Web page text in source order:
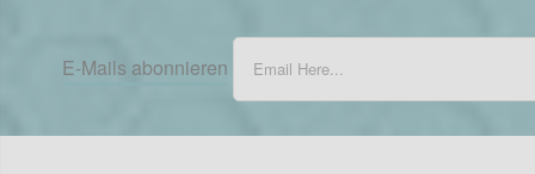
E-Mails abonnieren